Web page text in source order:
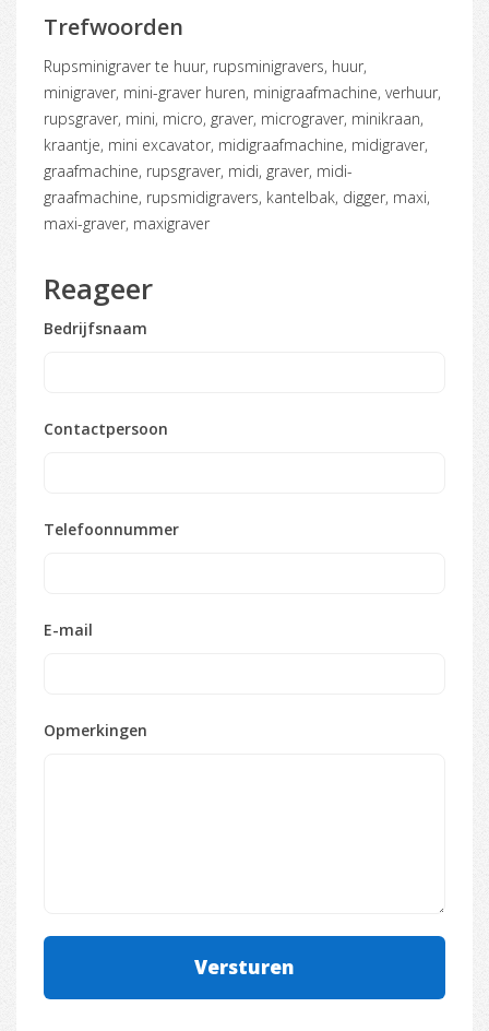
Trefwoorden
rupsminigraver te huur, rupsminigravers, huur,
minigraver, mini-graver huren, minigraafmachine, verhuur,
rupsgraver, mini, micro, graver, micrograver, minikraan,
kraantje, mini excavator, midigraafmachine, midigraver,
graafmachine, rupsgraver, midi, graver, midi-
graafmachine, rupsmidigravers, kantelbak, digger, maxi,
maxi-graver, maxigraver
Reageer
Bedrijfsnaam
Contactpersoon
Telefoonnummer
E-mail
Opmerkingen